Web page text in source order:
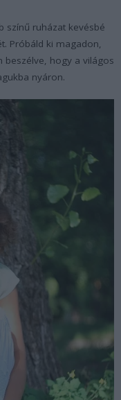
színű ruházat kevésbé
Próbáld ki magadon,
beszélve, hogy a világos
nyáron.